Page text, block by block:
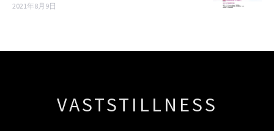
2021年8月9日
VASTSTILLNESS